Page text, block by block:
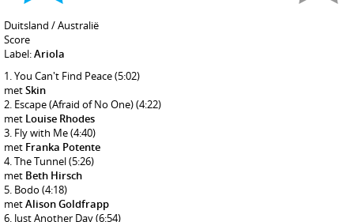
Duitsland / Australië
Score
Label:Ariola
You Can't Find Peace(5:02)
metSkin
Escape (Afraid of No One)(4:22)
met Louise Rhodes
Fly with Me(4:40)
met Franka Potente
The Tunnel(5:26)
met Beth Hirsch
Bodo (4:18)
metAlison Goldfrapp
Just Another Day(6:54)